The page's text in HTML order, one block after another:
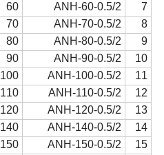
7
ANH-60-0.5/2
60
8
ANH-70-0.5/2
70
9
ANH-80-0.5/2
80
10
ANH-90-0.5/2
90
11
ANH-100-0.5/2
100
12
ANH-110-0.5/2
110
13
ANH-120-0.5/2
120
14
ANH-140-0.5/2
140
15
ANH-150-0.5/2
150